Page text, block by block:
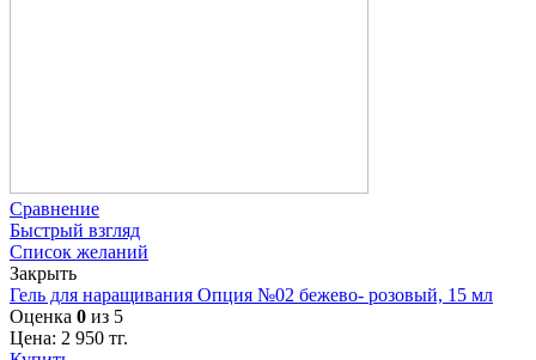
Сравнение
Быстрый взгляд
Список желаний
Закрыть
Гель для наращивания Опция №02 бежево- розовый, 15 мл
Оценка 0 из 5
Цена: 2 950 тг.